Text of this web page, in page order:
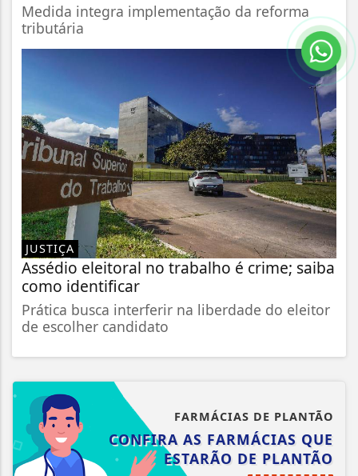
Medida integra implementação da reforma
tributária
JUSTIÇA
Assédio eleitoral no trabalho é crime; saiba
como identificar
Prática busca interferir na liberdade do eleitor
de escolher candidato
FARMÁCIAS DE PLANTÃO
CONFIRA AS FARMÁCIAS QUE
ESTARÃO DE PLANTÃO